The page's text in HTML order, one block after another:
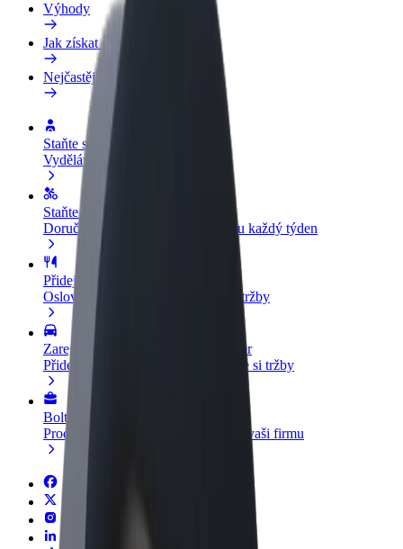
Výhody
Jak získat členství
Nejčastější otázky
Staňte se řidičem
Vydělávejte podle sebe
Staňte se kurýrem
Doručujte jídlo a dostávejte výplatu každý týden
Přidejte restauraci nebo obchod
Oslovte více zákazníků a zvyšte si tržby
Zaregistrujte se jako flotilový partner
Přidejte svou flotilu k Boltu a zvyšte si tržby
Bolt for Business
Produkty a služby Boltu přesně pro vaši firmu